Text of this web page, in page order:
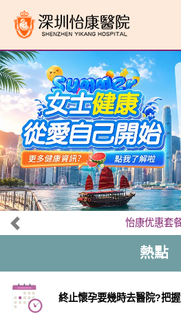
怡康优惠套
熱點
終止懷孕要幾時去醫院?把